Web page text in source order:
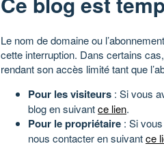
Le nom de domaine ou
cette interruption. Dans certains
rendant son accès limité tant que
Pour les visiteurs : Si vous
blog en suivantce lien.
Pour le propriétaire : Si
nous contacter en suivantce